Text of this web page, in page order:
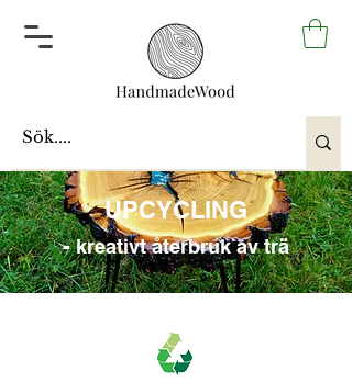
UPCYCLING
-kreativt återbruk av trä